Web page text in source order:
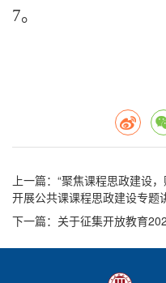
7。
上一篇：“聚焦课程思政建设
开展公共课课程思政建设专题
下一篇：关于征集开放教育